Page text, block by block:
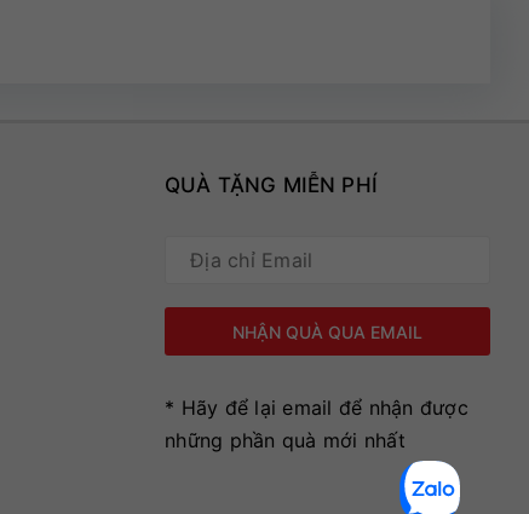
QUÀ TẶNG MIỄN PHÍ
* Hãy để lại email để nhận được
những phần quà mới nhất